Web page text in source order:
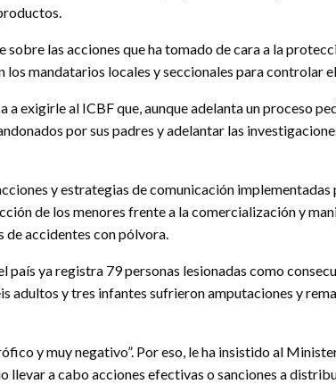
las acciones que ha tomado de cara a la
los mandatarios locales y seccionales para
a exigirle al ICBF que, aunque adelanta un proceso
por sus padres y adelantar las
y estrategias de comunicación
de los menores frente a la comercialización y
de accidentes con pólvora.
país ya registra 79 personas lesionadas como
adultos y tres infantes sufrieron amputaciones y
y muy negativo”. Por eso, le ha insistido al
llevar a cabo acciones efectivas o sanciones a